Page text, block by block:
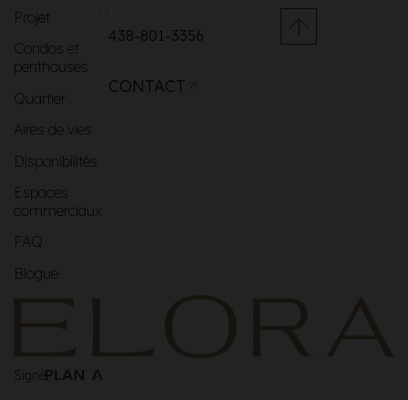
Projet
Condos et
penthouses
Quartier
Aires de vies
Disponibilités
Espaces
commerciaux
FAQ
Blogue
438-801-3356
CONTACT
Signé